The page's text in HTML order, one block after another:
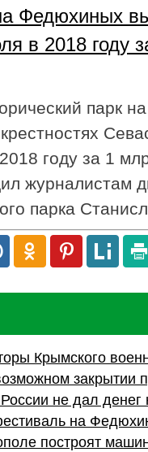
Федюхиных
в 2018 году
парк
году за 1
журналистам
парка
Крымского
закрытии
не дал денег
на
построят